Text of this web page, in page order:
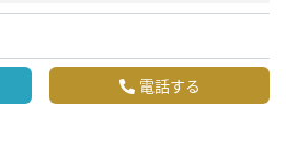
電話する